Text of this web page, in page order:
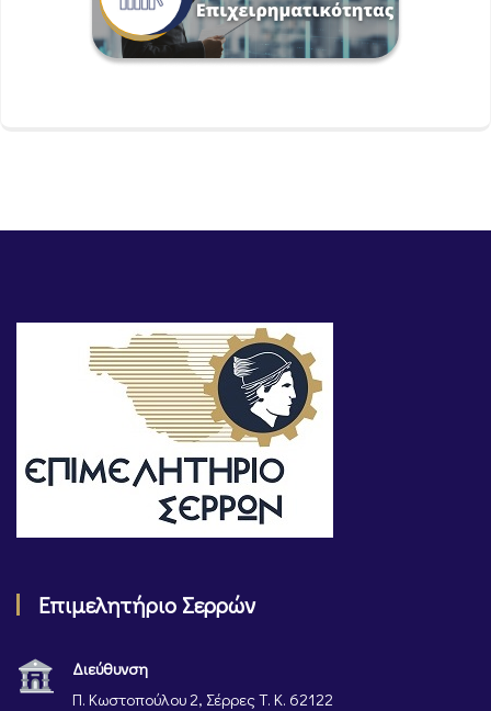
Επιμελητήριο Σερρών
Διεύθυνση
Π. Κωστοπούλου 2, Σέρρες Τ. Κ. 62122